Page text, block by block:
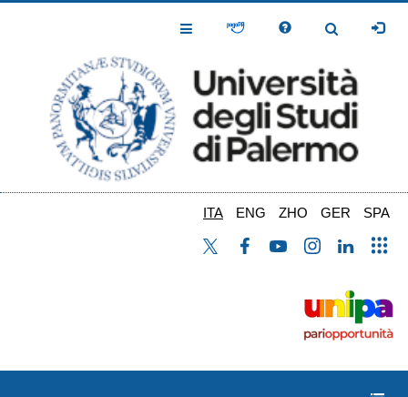
Toggle
Toggle
ITA ENG ZHO GER SPA